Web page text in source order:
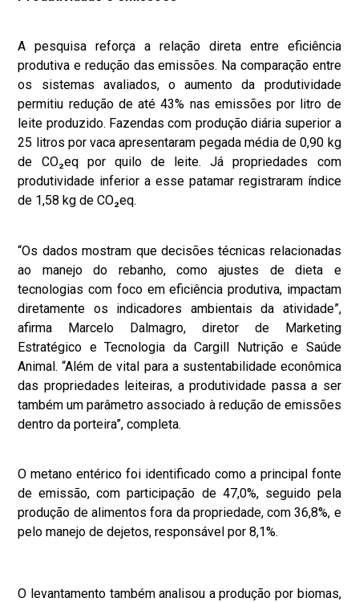
A pesquisa reforça a relação direta entre eficiência
produtiva e redução das emissões. Na comparação entre
os sistemas avaliados, o aumento da produtividade
permitiu redução de até 43% nas emissões por litro de
leite produzido. Fazendas com produção diária superior a
25 litros por vaca apresentaram pegada média de 0,90 kg
de CO₂eq por quilo de leite. Já propriedades com
produtividade inferior a esse patamar registraram índice
de 1,58 kg de CO₂eq.
“Os dados mostram que decisões técnicas relacionadas
ao manejo do rebanho, como ajustes de dieta e
tecnologias com foco em eficiência produtiva, impactam
diretamente os indicadores ambientais da atividade”,
afirma Marcelo Dalmagro, diretor de Marketing
Estratégico e Tecnologia da Cargill Nutrição e Saúde
Animal. “Além de vital para a sustentabilidade econômica
das propriedades leiteiras, a produtividade passa a ser
também um parâmetro associado à redução de emissões
dentro da porteira”, completa.
O metano entérico foi identificado como a principal fonte
de emissão, com participação de 47,0%, seguido pela
produção de alimentos fora da propriedade, com 36,8%, e
pelo manejo de dejetos, responsável por 8,1%.
O levantamento também analisou a produção por biomas,